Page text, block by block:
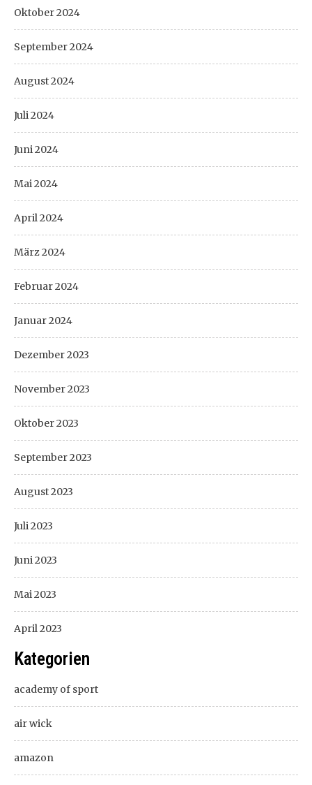
Oktober 2024
September 2024
August 2024
Juli 2024
Juni 2024
Mai 2024
April 2024
März 2024
Februar 2024
Januar 2024
Dezember 2023
November 2023
Oktober 2023
September 2023
August 2023
Juli 2023
Juni 2023
Mai 2023
April 2023
Kategorien
academy of sport
air wick
amazon